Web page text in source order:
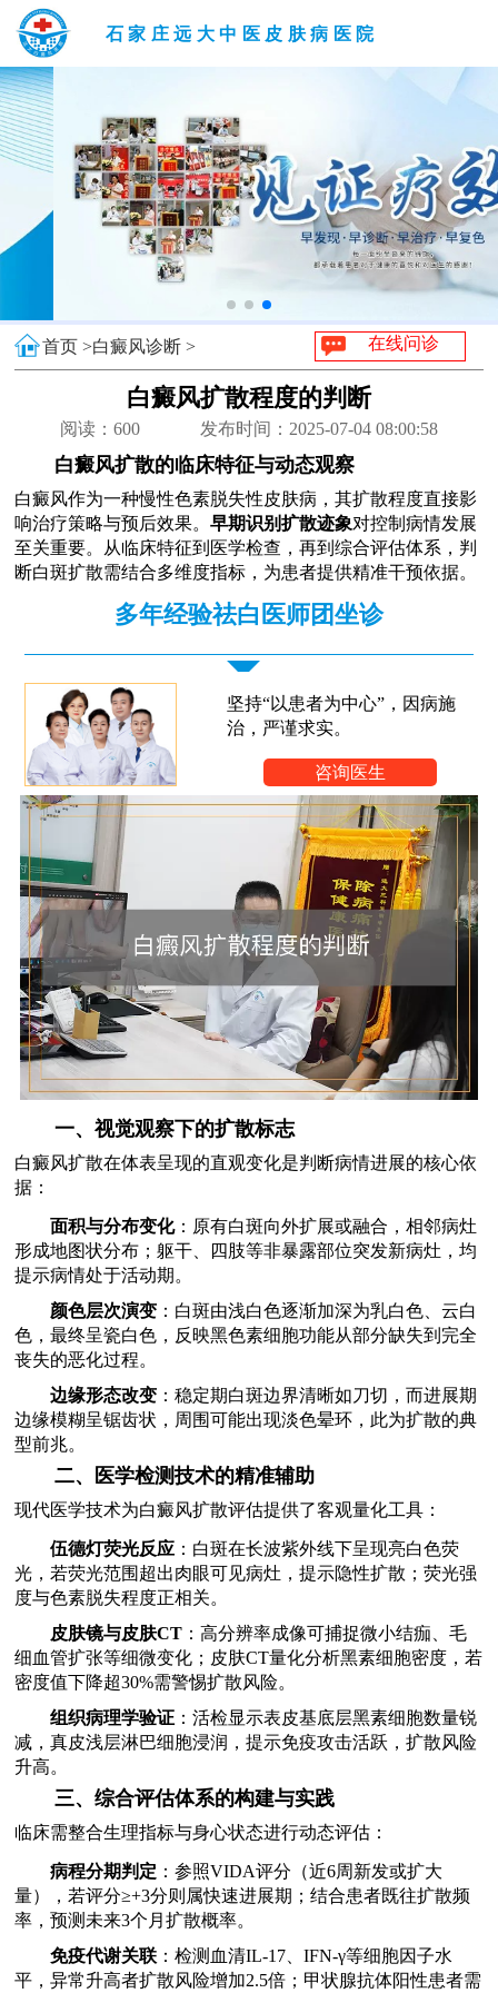
石家庄远大中医皮肤病医院
首页 >白癜风诊断 > 在线问诊
白癜风扩散程度的判断
阅读： 600 发布时间：2025-07-04 08:00:58
白癜风扩散的临床特征与动态观察
白癜风作为一种慢性色素脱失性皮肤病，其扩散程度直接影
响治疗策略与预后效果。早期识别扩散迹象对控制病情发展
至关重要。从临床特征到医学检查，再到综合评估体系，判
断白斑扩散需结合多维度指标，为患者提供精准干预依据。
多年经验祛白医师团坐诊
坚持“以患者为中心”，因病施
治，严谨求实。
咨询医生
一、视觉观察下的扩散标志
白癜风扩散在体表呈现的直观变化是判断病情进展的核心依
据：
面积与分布变化：原有白斑向外扩展或融合，相邻病灶
形成地图状分布；躯干、四肢等非暴露部位突发新病灶，均
提示病情处于活动期。
颜色层次演变 ：白斑由浅白色逐渐加深为乳白色、云白
色，最终呈瓷白色，反映黑色素细胞功能从部分缺失到完全
丧失的恶化过程。
边缘形态改变 ：稳定期白斑边界清晰如刀切，而进展期
边缘模糊呈锯齿状，周围可能出现淡色晕环，此为扩散的典
型前兆。
二、医学检测技术的精准辅助
现代医学技术为白癜风扩散评估提供了客观量化工具：
伍德灯荧光反应 ：白斑在长波紫外线下呈现亮白色荧
光，若荧光范围超出肉眼可见病灶，提示隐性扩散；荧光强
度与色素脱失程度正相关。
皮肤镜与皮肤CT ：高分辨率成像可捕捉微小结痂、毛
细血管扩张等细微变化；皮肤CT量化分析黑素细胞密度，若
密度值下降超30%需警惕扩散风险。
组织病理学验证 ：活检显示表皮基底层黑素细胞数量锐
减，真皮浅层淋巴细胞浸润，提示免疫攻击活跃，扩散风险
升高。
三、综合评估体系的构建与实践
临床需整合生理指标与身心状态进行动态评估：
病程分期判定 ：参照VIDA评分（近6周新发或扩大
量），若评分≥+3分则属快速进展期；结合患者既往扩散频
率，预测未来3个月扩散概率。
免疫代谢关联 ：检测血清IL-17、IFN-γ等细胞因子水
平，异常升高者扩散风险增加2.5倍；甲状腺抗体阳性患者需